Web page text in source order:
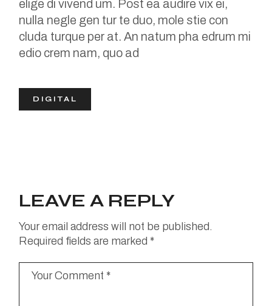
elige di vivend um. Post ea audire vix ei,
nulla negle gen tur te duo, mole stie con
cluda turque per at. An natum pha edrum mi
edio crem nam, quo ad
DIGITAL
LEAVE A REPLY
Your email address will not be published.
Required fields are marked *